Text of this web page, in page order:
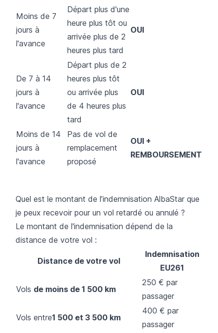
Moins de 7
jours à
l'avance
Départ plus d'une
heure plus tôt ou
arrivée plus de 2
heures plus tard
OUI
De 7 à 14
jours à
l'avance
Départ plus de 2
heures plus tôt
ou arrivée plus
de 4 heures plus
tard
OUI
Moins de 14
jours à
l'avance
Pas de vol de
remplacement
proposé
OUI +
REMBOURSEMENT
Quel est le montant de l’indemnisation AlbaStar que
je peux recevoir pour un vol retardé ou annulé ?
Le montant de l'indemnisation dépend de la
distance de votre vol :
Distance de votre vol
Indemnisation
EU261
Vols de moins de 1 500 km
250 € par
passager
Vols entre1 500 et 3 500 km
400 € par
passager